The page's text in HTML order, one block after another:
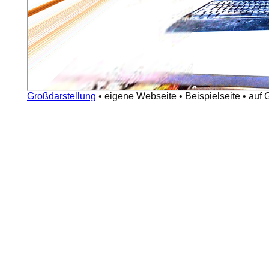
Großdarstellung • eigene Webseite • Beispielseite • auf